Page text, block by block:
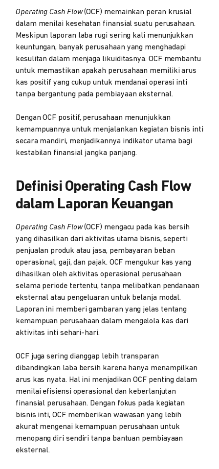
Operating Cash Flow(OCF) memainkan peran krusial
dalam menilai kesehatan finansial suatu perusahaan.
Meskipun laporan laba rugi sering kali menunjukkan
keuntungan, banyak perusahaan yang menghadapi
kesulitan dalam menjaga likuiditasnya. OCF membantu
untuk memastikan apakah perusahaan memiliki arus
kas positif yang cukup untuk mendanai operasi inti
tanpa bergantung pada pembiayaan eksternal.
Dengan OCF positif, perusahaan menunjukkan
kemampuannya untuk menjalankan kegiatan bisnis inti
secara mandiri, menjadikannya indikator utama bagi
kestabilan finansial jangka panjang.
Definisi Operating Cash Flow
dalam Laporan Keuangan
Operating Cash Flow(OCF) mengacu pada kas bersih
yang dihasilkan dari aktivitas utama bisnis, seperti
penjualan produk atau jasa, pembayaran beban
operasional, gaji, dan pajak. OCF mengukur kas yang
dihasilkan oleh aktivitas operasional perusahaan
selama periode tertentu, tanpa melibatkan pendanaan
eksternal atau pengeluaran untuk belanja modal.
Laporan ini memberi gambaran yang jelas tentang
kemampuan perusahaan dalam mengelola kas dari
aktivitas inti sehari-hari.
OCF juga sering dianggap lebih transparan
dibandingkan laba bersih karena hanya menampilkan
arus kas nyata. Hal ini menjadikan OCF penting dalam
menilai efisiensi operasional dan keberlanjutan
finansial perusahaan. Dengan fokus pada kegiatan
bisnis inti, OCF memberikan wawasan yang lebih
akurat mengenai kemampuan perusahaan untuk
menopang diri sendiri tanpa bantuan pembiayaan
eksternal.